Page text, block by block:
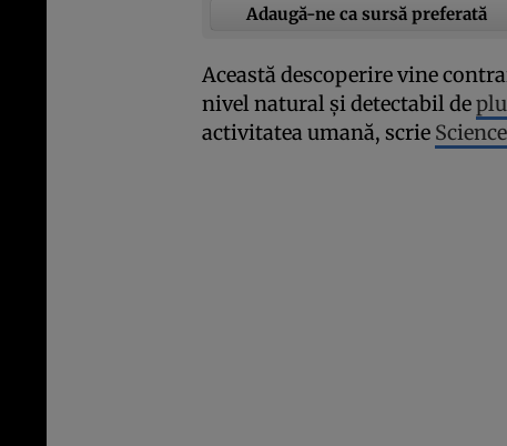
Adaugă-ne ca sursă preferată
Această descoperire vine
nivel natural şi detectabil de
activitatea umană, scrie